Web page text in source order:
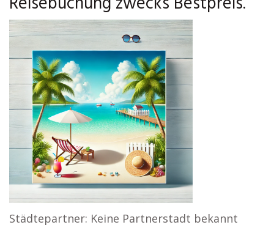
Städtepartner: Keine Partnerstadt bekannt